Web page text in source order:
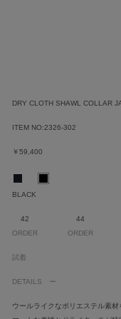
DRY CLOTH SHAWL COLLAR
ITEM NO:2326-302
￥59,400
BLACK
42
ORDER
44
ORDER
試着
DETAILS
ウールライクなポリエステル素材